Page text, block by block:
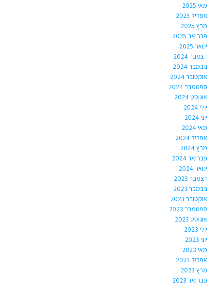
מאי 2025
אפריל 2025
מרץ 2025
פברואר 2025
ינואר 2025
דצמבר 2024
נובמבר 2024
אוקטובר 2024
ספטמבר 2024
אוגוסט 2024
יולי 2024
יוני 2024
מאי 2024
אפריל 2024
מרץ 2024
פברואר 2024
ינואר 2024
דצמבר 2023
נובמבר 2023
אוקטובר 2023
ספטמבר 2023
אוגוסט 2023
יולי 2023
יוני 2023
מאי 2023
אפריל 2023
מרץ 2023
פברואר 2023